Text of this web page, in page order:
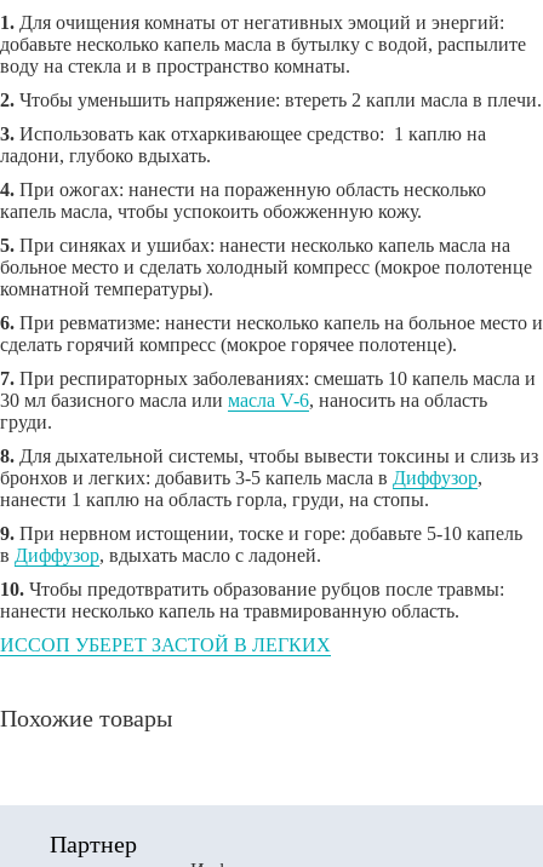
1. Для очищения комнаты от негативных эмоций и энергий:
добавьте несколько капель масла в бутылку с водой, распылите
воду на стекла и в пространство комнаты.
2. Чтобы уменьшить напряжение: втереть 2 капли масла в плечи.
3. Использовать как отхаркивающее средство: 1 каплю на
ладони, глубоко вдыхать.
4. При ожогах: нанести на пораженную область несколько
капель масла, чтобы успокоить обожженную кожу.
5. При синяках и ушибах: нанести несколько капель масла на
больное место и сделать холодный компресс (мокрое полотенце
комнатной температуры).
6. При ревматизме: нанести несколько капель на больное место и
сделать горячий компресс (мокрое горячее полотенце).
7. При респираторных заболеваниях: смешать 10 капель масла и
30 мл базисного масла или масла V-6, наносить на область
груди.
8. Для дыхательной системы, чтобы вывести токсины и слизь из
бронхов и легких: добавить 3-5 капель масла в Диффузор,
нанести 1 каплю на область горла, груди, на стопы.
9. При нервном истощении, тоске и горе: добавьте 5-10 капель
в Диффузор, вдыхать масло с ладоней.
10. Чтобы предотвратить образование рубцов после травмы:
нанести несколько капель на травмированную область.
ИССОП УБЕРЕТ ЗАСТОЙ В ЛЕГКИХ
Похожие товары
Партнер